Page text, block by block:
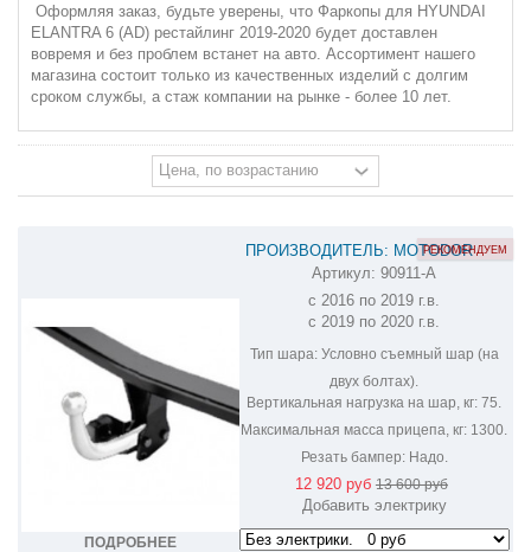
Оформляя заказ, будьте уверены, что Фаркопы для HYUNDAI
ELANTRA 6 (AD) рестайлинг 2019-2020 будет доставлен
вовремя и без проблем встанет на авто. Ассортимент нашего
магазина состоит только из качественных изделий с долгим
сроком службы, а стаж компании на рынке - более 10 лет.
ПОДРОБНЕЕ
ПРОИЗВОДИТЕЛЬ: MOTODOR
ФАРКОП НА HYUNDAI ELANTRA
90911-A
Артикул: 90911-A
с 2016 по 2019 г.в.
с 2019 по 2020 г.в.
Тип шара:Условно съемный шар (на
двух болтах).
Вертикальная нагрузка на шар, кг: 75.
Максимальная масса прицепа, кг: 1300.
Резать бампер:Надо.
РЕКОМЕНДУЕМ
12 920 руб 13 600 руб
Добавить электрику